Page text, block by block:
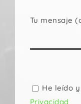
Tu mensaje
dejaHe leído
Privacidad